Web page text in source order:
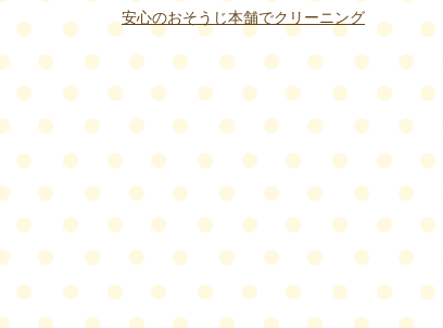
安心のおそうじ本舗でクリーニング